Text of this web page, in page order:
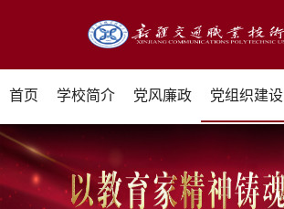
首页 学校简介 党风廉政 党组织建设